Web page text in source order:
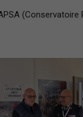
(Conservatoire